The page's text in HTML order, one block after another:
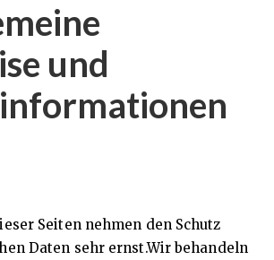
und
Seiten nehmen den Schutz
Daten sehr ernst.Wir behandeln